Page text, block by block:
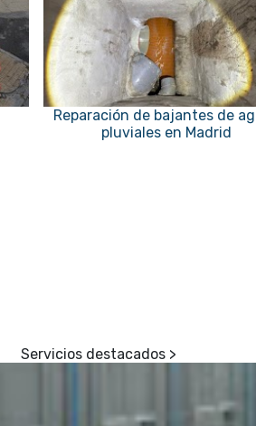
Reparación de bajantes de
pluviales en Madrid